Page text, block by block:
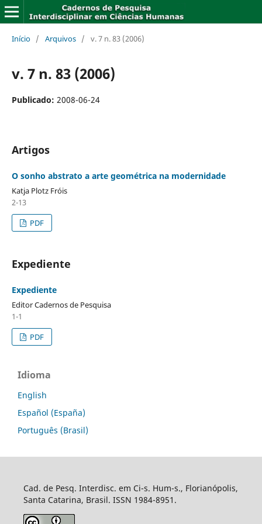
Início / Arquivos / v. 7 n. 83 (2006)
v. 7 n. 83 (2006)
Publicado: 2008-06-24
Artigos
O sonho abstrato a arte geométrica na modernidade
Katja Plotz Fróis
2-13
PDF
Expediente
Expediente
Editor Cadernos de Pesquisa
1-1
PDF
Idioma
English
Español (España)
Português (Brasil)
Cad. de Pesq. Interdisc. em Ci-s. Hum-s., Florianópolis,
Santa Catarina, Brasil. ISSN 1984-8951.